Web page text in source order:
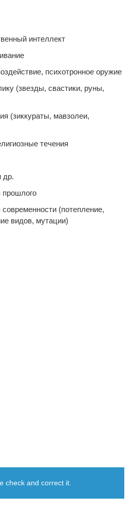
интеллект
психотронное оружие
(звезды, свастики, руны,
(зиккураты, мавзолеи,
течения
др.
прошлого
(потепление,
видов, мутации)
check and correct it.